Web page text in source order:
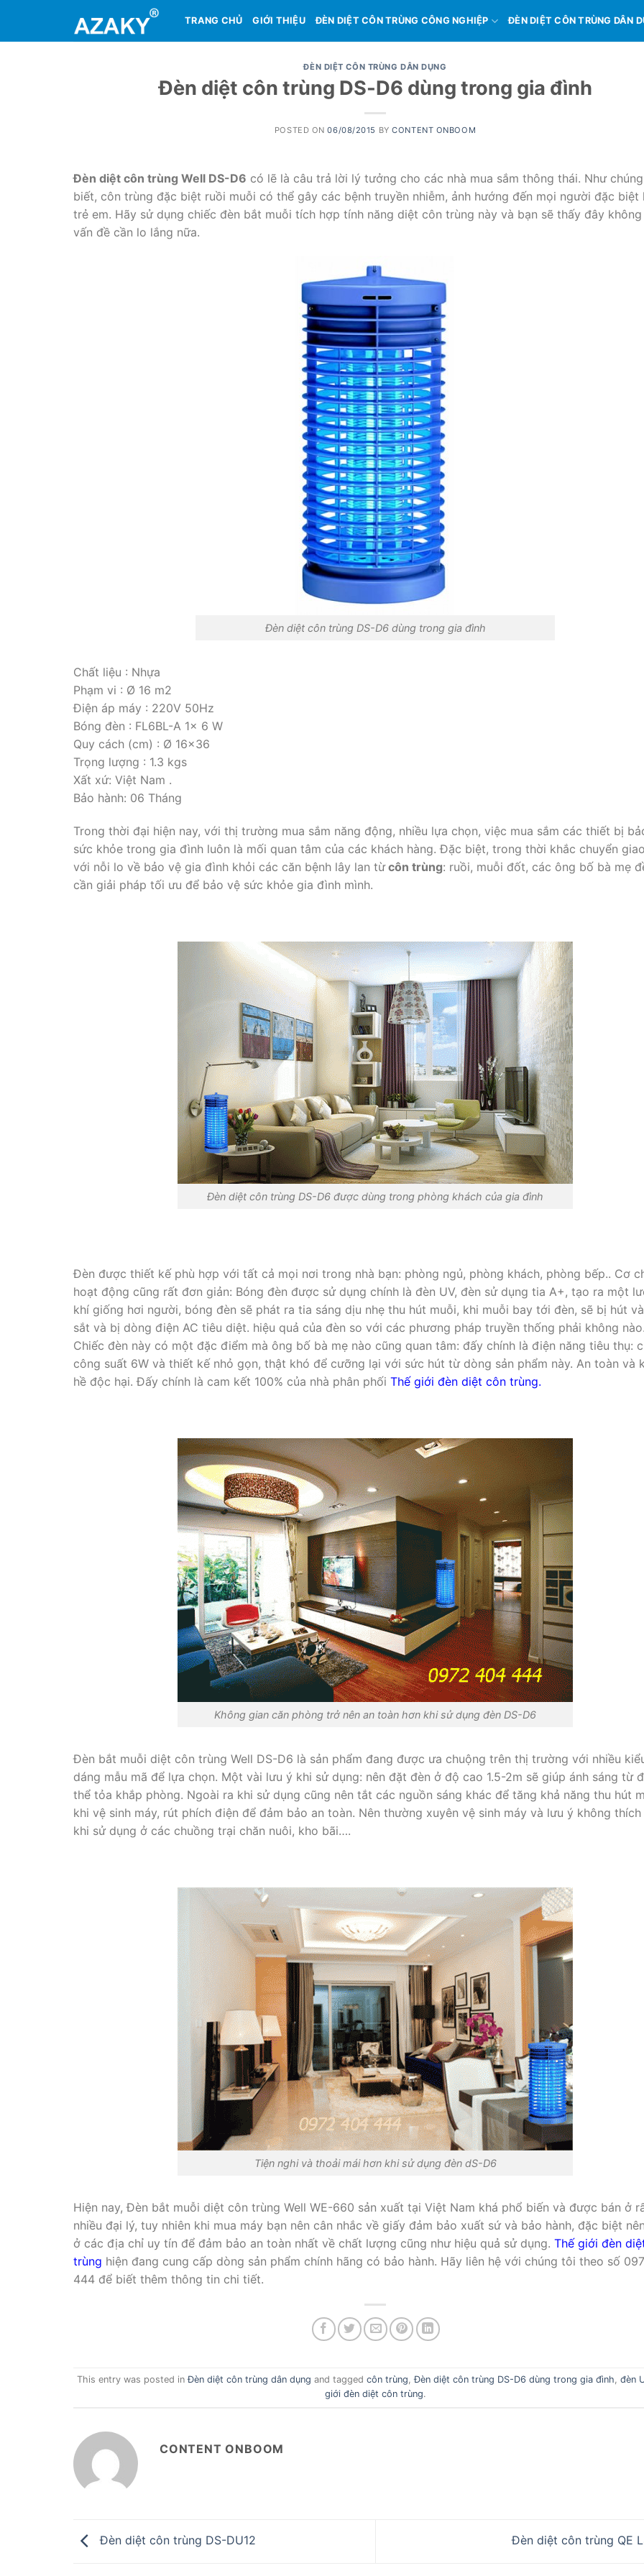
content
TRANG CHỦ GIỚI THIỆU ĐÈN DIỆT CÔN TRÙNG CÔNG NGHIỆP ĐÈN DIỆT CÔN TRÙNG DÂN
ĐÈN DIỆT CÔN TRÙNG DÂN DỤNG
Đèn diệt côn trùng DS-D6 dùng trong gia đình
POSTED ON06/08/2015 BYCONTENT ONBOOM
Đèn diệt côn trùng Well DS-D6 có lẽ là câu trả lời lý tưởng cho các nhà mua sắm thông thái. Như
biết, côn trùng đặc biệt ruồi muỗi có thể gây các bệnh truyền nhiễm, ảnh hướng đến mọi người đặc biệt
trẻ em. Hãy sử dụng chiếc đèn bắt muỗi tích hợp tính năng diệt côn trùng này và bạn sẽ thấy đây
vấn đề cần lo lắng nữa.
Đèn diệt côn trùng DS-D6 dùng trong gia đình
Chất liệu : Nhựa
Phạm vi : Ø 16 m2
Điện áp máy : 220V 50Hz
Bóng đèn : FL6BL-A 1x 6 W
Quy cách (cm) : Ø 16×36
Trọng lượng : 1.3 kgs
Xất xứ: Việt Nam .
Bảo hành: 06 Tháng
Trong thời đại hiện nay, với thị trường mua sắm năng động, nhiều lựa chọn, việc mua sắm các thiết bị
sức khỏe trong gia đình luôn là mối quan tâm của các khách hàng. Đặc biệt, trong thời khắc chuyển
với nỗi lo về bảo vệ gia đình khỏi các căn bệnh lây lan từcôn trùng: ruồi, muỗi đốt, các ông bố bà mẹ
cần giải pháp tối ưu để bảo vệ sức khỏe gia đình mình.
Đèn diệt côn trùng DS-D6 được dùng trong phòng khách của gia đình
Đèn được thiết kế phù hợp với tất cả mọi nơi trong nhà bạn: phòng ngủ, phòng khách, phòng bếp.. Cơ
hoạt động cũng rất đơn giản: Bóng đèn được sử dụng chính là đèn UV, đèn sử dụng tia A+, tạo ra một
khí giống hơi người, bóng đèn sẽ phát ra tia sáng dịu nhẹ thu hút muỗi, khi muỗi bay tới đèn, sẽ bị hút
sắt và bị dòng điện AC tiêu diệt. hiệu quả của đèn so với các phương pháp truyền thống phải không
Chiếc đèn này có một đặc điểm mà ông bố bà mẹ nào cũng quan tâm: đấy chính là điện năng tiêu thụ:
công suất 6W và thiết kế nhỏ gọn, thật khó để cưỡng lại với sức hút từ dòng sản phẩm này. An toàn và
hề độc hại. Đấy chính là cam kết 100% của nhà phân phối Thế giới đèn diệt côn trùng.
Không gian căn phòng trở nên an toàn hơn khi sử dụng đèn DS-D6
Đèn bắt muỗi diệt côn trùng Well DS-D6 là sản phẩm đang được ưa chuộng trên thị trường với nhiều
dáng mẫu mã để lựa chọn. Một vài lưu ý khi sử dụng: nên đặt đèn ở độ cao 1.5-2m sẽ giúp ánh sáng từ
thể tỏa khắp phòng. Ngoài ra khi sử dụng cũng nên tắt các nguồn sáng khác để tăng khả năng thu hút
khi vệ sinh máy, rút phích điện để đảm bảo an toàn. Nên thường xuyên vệ sinh máy và lưu ý không
khi sử dụng ở các chuồng trại chăn nuôi, kho bãi….
Tiện nghi và thoải mái hơn khi sử dụng đèn dS-D6
Hiện nay, Đèn bắt muỗi diệt côn trùng Well WE-660 sản xuất tại Việt Nam khá phổ biến và được bán ở
nhiều đại lý, tuy nhiên khi mua máy bạn nên cân nhắc về giấy đảm bảo xuất sứ và bảo hành, đặc biệt
ở các địa chỉ uy tín để đảm bảo an toàn nhất về chất lượng cũng như hiệu quả sử dụng. Thế giới đèn
trùng hiện đang cung cấp dòng sản phẩm chính hãng có bảo hành. Hãy liên hệ với chúng tôi theo số
444 để biết thêm thông tin chi tiết.
This entry was posted inĐèn diệt côn trùng dân dụng and tagged côn trùng,Đèn diệt côn trùng DS-D6 dùng trong gia đình, đèn
giới đèn diệt côn trùng.
CONTENT ONBOOM
Đèn diệt côn trùng DS-DU12 Đèn diệt côn trùng QE